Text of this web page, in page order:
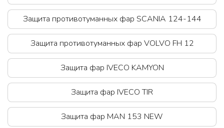
Защита противотуманных фар SCANIA 124-144
Защита противотуманных фар VOLVO FH 12
Защита фар IVECO KAMYON
Защита фар IVECO TIR
Защита фар MAN 153 NEW